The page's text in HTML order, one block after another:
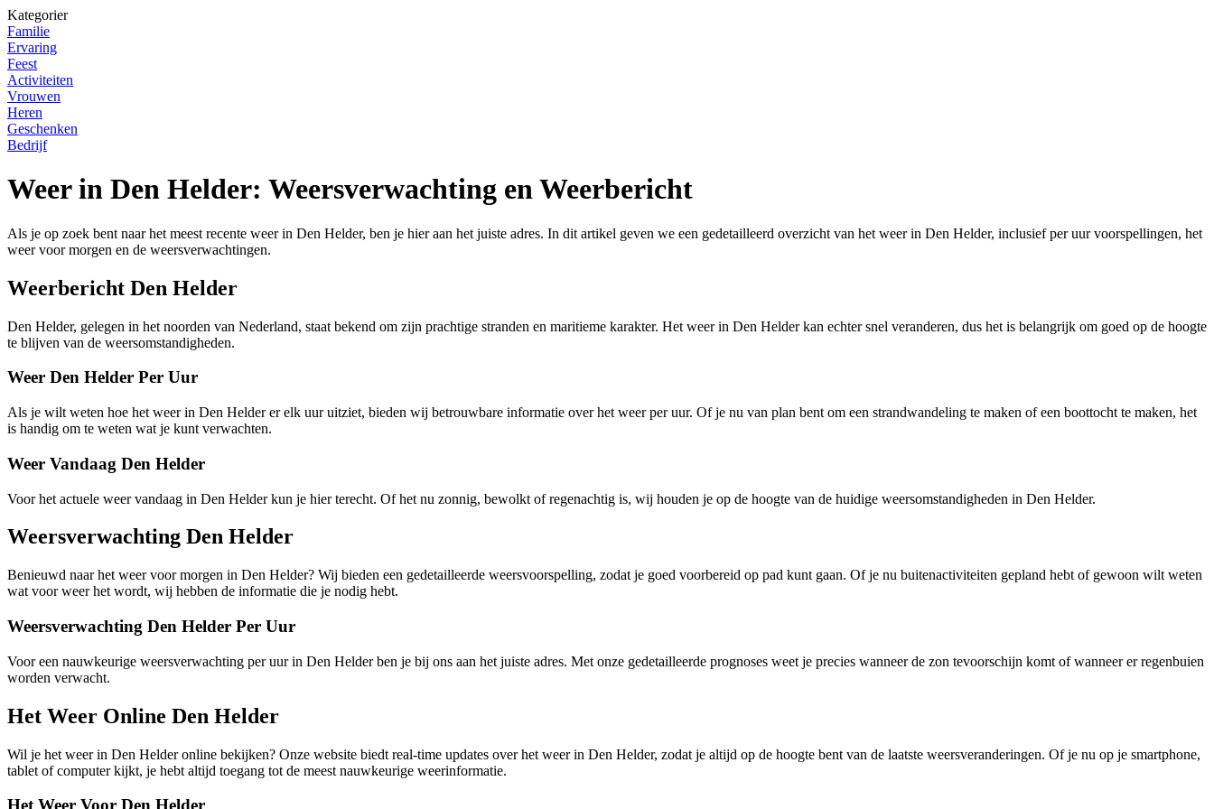
Kategorier
Familie
Ervaring
Feest
Activiteiten
Vrouwen
Heren
Geschenken
Bedrijf
Weer in Den Helder: Weersverwachting en Weerbericht
Als je op zoek bent naar het meest recente weer in Den Helder, ben je hier aan het juiste adres. In dit artikel geven we een gedetailleerd overzicht van het weer in Den Helder, inclusief per uur voorspellingen, het
weer voor morgen en de weersverwachtingen.
Weerbericht Den Helder
Den Helder, gelegen in het noorden van Nederland, staat bekend om zijn prachtige stranden en maritieme karakter. Het weer in Den Helder kan echter snel veranderen, dus het is belangrijk om goed op de hoogte
te blijven van de weersomstandigheden.
Weer Den Helder Per Uur
Als je wilt weten hoe het weer in Den Helder er elk uur uitziet, bieden wij betrouwbare informatie over het weer per uur. Of je nu van plan bent om een strandwandeling te maken of een boottocht te maken, het
is handig om te weten wat je kunt verwachten.
Weer Vandaag Den Helder
Voor het actuele weer vandaag in Den Helder kun je hier terecht. Of het nu zonnig, bewolkt of regenachtig is, wij houden je op de hoogte van de huidige weersomstandigheden in Den Helder.
Weersverwachting Den Helder
Benieuwd naar het weer voor morgen in Den Helder? Wij bieden een gedetailleerde weersvoorspelling, zodat je goed voorbereid op pad kunt gaan. Of je nu buitenactiviteiten gepland hebt of gewoon wilt weten
wat voor weer het wordt, wij hebben de informatie die je nodig hebt.
Weersverwachting Den Helder Per Uur
Voor een nauwkeurige weersverwachting per uur in Den Helder ben je bij ons aan het juiste adres. Met onze gedetailleerde prognoses weet je precies wanneer de zon tevoorschijn komt of wanneer er regenbuien
worden verwacht.
Het Weer Online Den Helder
Wil je het weer in Den Helder online bekijken? Onze website biedt real-time updates over het weer in Den Helder, zodat je altijd op de hoogte bent van de laatste weersveranderingen. Of je nu op je smartphone,
tablet of computer kijkt, je hebt altijd toegang tot de meest nauwkeurige weerinformatie.